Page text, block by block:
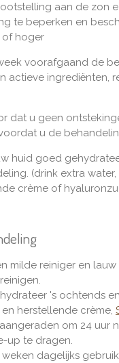
aan de zon
te beperken en
of hoger
voorafgaand de
actieve ingrediënten,
dat u geen
u de
huid goed
(drink extra
crème of
milde reiniger en
's ochtends
herstellende crème,
om 24 uur
up te dragen.
weken dagelijks